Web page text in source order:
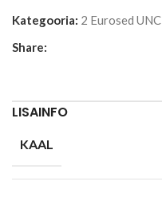
Kategooria: 2 Eurosed UNC
Share:
LISAINFO
KAAL